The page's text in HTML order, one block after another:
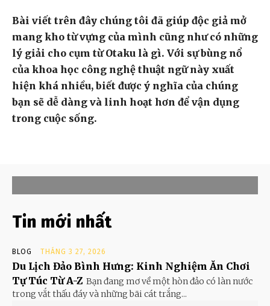
Bài viết trên đây chúng tôi đã giúp độc giả mở
mang kho từ vựng của mình cũng như có những
lý giải cho cụm từ Otaku là gì. Với sự bùng nổ
của khoa học công nghệ thuật ngữ này xuất
hiện khá nhiều, biết được ý nghĩa của chúng
bạn sẽ dễ dàng và linh hoạt hơn để vận dụng
trong cuộc sống.
Tin mới nhất
BLOG THÁNG 3 27, 2026
Du Lịch Đảo Bình Hưng: Kinh Nghiệm Ăn Chơi
Tự Túc Từ A-Z Bạn đang mơ về một hòn đảo có làn nước
trong vắt thấu đáy và những bãi cát trắng...